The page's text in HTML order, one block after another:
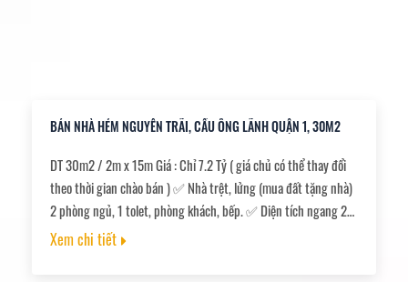
BÁN NHÀ HẺM NGUYỄN TRÃI, CẦU ÔNG LÃNH QUẬN 1, 30M2
DT 30m2 / 2m x 15m Giá : Chỉ 7.2 Tỷ ( giá chủ có thể thay đổi
theo thời gian chào bán ) ✅ Nhà trệt, lửng (mua đất tặng nhà)
2 phòng ngủ, 1 tolet, phòng khách, bếp. ✅ Diện tích ngang 2m
dài 15m ???? Hẻm xe hơi đỗ cửa. ????Sổ hồng riêng, pháp lý
Xem chi tiết